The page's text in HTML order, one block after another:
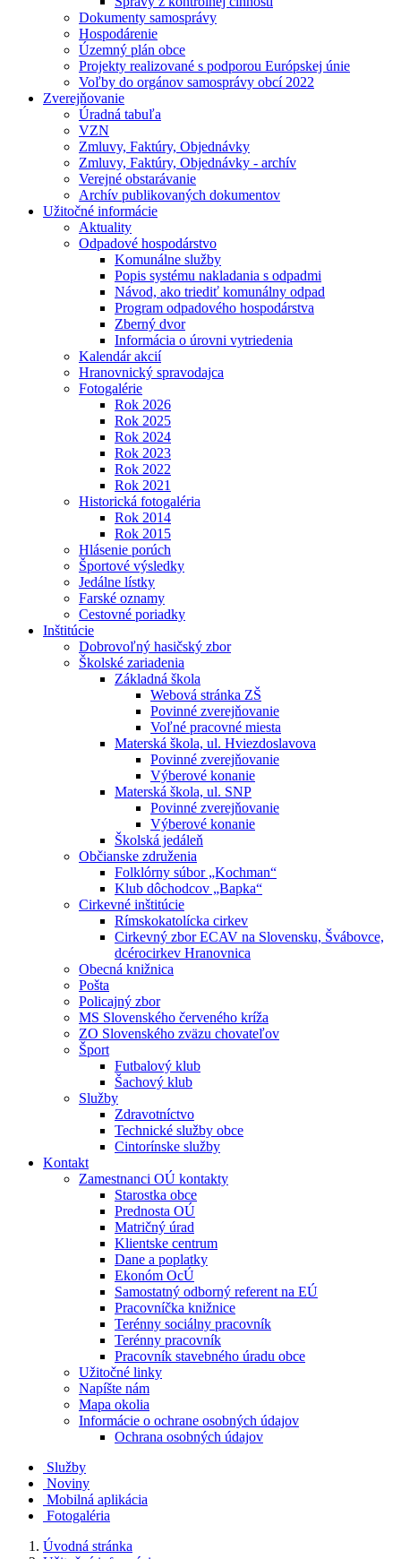
Dokumenty samosprávy
Hospodárenie
Územný plán obce
Projekty realizované s podporou Európskej únie
Voľby do orgánov samosprávy obcí 2022
Zverejňovanie
Úradná tabuľa
VZN
Zmluvy, Faktúry, Objednávky
Zmluvy, Faktúry, Objednávky - archív
Verejné obstarávanie
Archív publikovaných dokumentov
Užitočné informácie
Aktuality
Odpadové hospodárstvo
Komunálne služby
Popis systému nakladania s odpadmi
Návod, ako triediť komunálny odpad
Program odpadového hospodárstva
Zberný dvor
Informácia o úrovni vytriedenia
Kalendár akcií
Hranovnický spravodajca
Fotogalérie
Rok 2026
Rok 2025
Rok 2024
Rok 2023
Rok 2022
Rok 2021
Historická fotogaléria
Rok 2014
Rok 2015
Hlásenie porúch
Športové výsledky
Jedálne lístky
Farské oznamy
Cestovné poriadky
Inštitúcie
Dobrovoľný hasičský zbor
Školské zariadenia
Základná škola
Webová stránka ZŠ
Povinné zverejňovanie
Voľné pracovné miesta
Materská škola, ul. Hviezdoslavova
Povinné zverejňovanie
Výberové konanie
Materská škola, ul. SNP
Povinné zverejňovanie
Výberové konanie
Školská jedáleň
Občianske združenia
Folklórny súbor „Kochman“
Klub dôchodcov „Bapka“
Cirkevné inštitúcie
Rímskokatolícka cirkev
Cirkevný zbor ECAV na Slovensku, Švábovce,
dcérocirkev Hranovnica
Obecná knižnica
Pošta
Policajný zbor
MS Slovenského červeného kríža
ZO Slovenského zväzu chovateľov
Šport
Futbalový klub
Šachový klub
Služby
Zdravotníctvo
Technické služby obce
Cintorínske služby
Kontakt
Zamestnanci OÚ kontakty
Starostka obce
Prednosta OÚ
Matričný úrad
Klientske centrum
Dane a poplatky
Ekonóm OcÚ
Samostatný odborný referent na EÚ
Pracovníčka knižnice
Terénny sociálny pracovník
Terénny pracovník
Pracovník stavebného úradu obce
Užitočné linky
Napíšte nám
Mapa okolia
Informácie o ochrane osobných údajov
Ochrana osobných údajov
Služby
Noviny
Mobilná aplikácia
Fotogaléria
Úvodná stránka